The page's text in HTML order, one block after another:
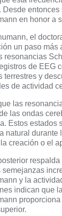
Desde
en honor a
el
un paso más
resonancias
de EEG
terrestres y
de actividad
las
las ondas
Estos estados
natural durante
creación o el
semejanzas
y la
indican que